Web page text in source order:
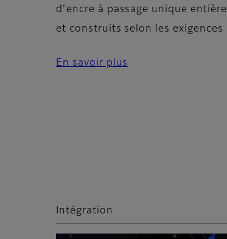
d'encre à passage unique
et construits selon les exigences
En savoir plus
Intégration